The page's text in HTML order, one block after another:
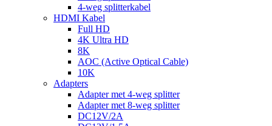
4-weg splitterkabel
HDMI Kabel
Full HD
4K Ultra HD
8K
AOC (Active Optical Cable)
10K
Adapters
Adapter met 4-weg splitter
Adapter met 8-weg splitter
DC12V/2A